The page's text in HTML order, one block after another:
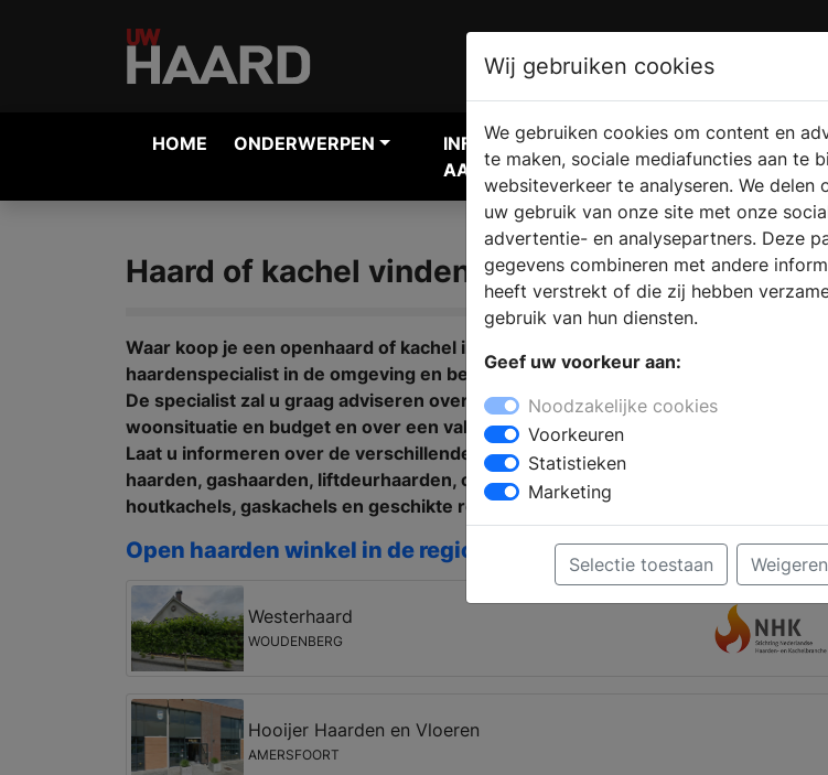
HOME ONDERWERPEN
INFORMATIE
AANVRAGEN
VINDEN
Haard of kachel vinden in Austerlitz
Waar koop je een openhaard of kachel in Austerlitz? Bezoek een
haardenspecialist in de omgeving en bekijk alle soorten haarden in de showroom.
De specialist zal u graag adviseren over een geschikte haard toegepast op uw
woonsituatie en budget en over een vakkundige installatie van uw eigen haard.
Laat u informeren over de verschillende mogelijkheden op het gebied van open
haarden, gashaarden, liftdeurhaarden, cv houthaarden, pellet kachels,
houtkachels, gaskachels en geschikte rookkanalen
Open haarden winkel in de regio Austerlitz
Westerhaard
WOUDENBERG
Hooijer Haarden en Vloeren
AMERSFOORT
Wij gebruiken cookies
We gebruiken cookies om content en
te maken, sociale mediafuncties aan te
websiteverkeer te analyseren. We delen
uw gebruik van onze site met onze
advertentie- en analysepartners. Deze
gegevens combineren met andere
heeft verstrekt of die zij hebben
gebruik van hun diensten.
Geef uw voorkeur aan:
Noodzakelijke cookies
Voorkeuren
Statistieken
Marketing
Selectie toestaan Weigeren